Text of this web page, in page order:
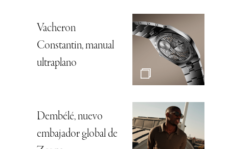
Vacheron
Constantin, manual
ultraplano
Dembélé, nuevo
embajador global de